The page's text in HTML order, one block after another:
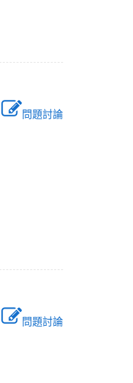
問題討論
問題討論